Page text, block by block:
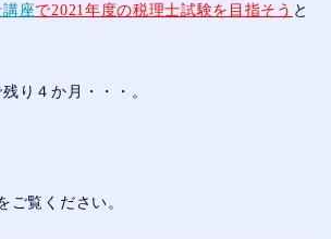
座で2021年度の税理士試験を目指そう と
り４か月・・・。
ご覧ください。